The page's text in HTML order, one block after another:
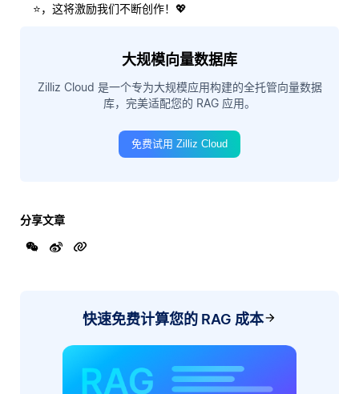
⭐，这将激励我们不断创作！💖
大规模向量数据库
Zilliz Cloud 是一个专为大规模应用构建的全托管向量数据
库，完美适配您的 RAG 应用。
免费试用 Zilliz Cloud
分享文章
快速免费计算您的 RAG 成本